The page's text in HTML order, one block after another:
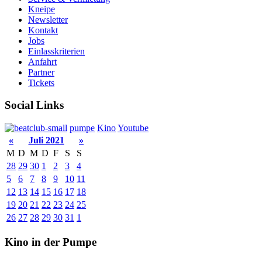
Kneipe
Newsletter
Kontakt
Jobs
Einlasskriterien
Anfahrt
Partner
Tickets
Social Links
pumpe KinoYoutube
«
Juli 2021
»
M D M D F S
S
28 29 30 1 2 3
4
5
6 7 8 9 10 11
12 13 14 15 16 17 18
19 20 21 22 23 24 25
26 27 28 29 30 31 1
Kino in der Pumpe